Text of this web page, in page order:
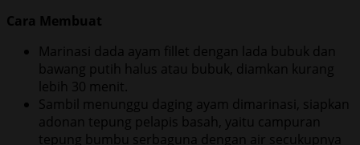
Cara Membuat
Marinasi dada ayam fillet dengan lada bubuk dan
bawang putih halus atau bubuk, diamkan kurang
lebih 30 menit.
Sambil menunggu daging ayam dimarinasi, siapkan
adonan tepung pelapis basah, yaitu campuran
tepung bumbu serbaguna dengan air secukupnya